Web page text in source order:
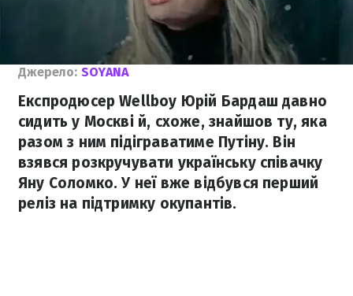
Джерело: SOYANA
Експродюсер Wellboy Юрій Бардаш давно
сидить у Москві й, схоже, знайшов ту, яка
разом з ним підіграватиме Путіну. Він
взявся розкручувати українську співачку
Яну Соломко. У неї вже відбувся перший
реліз на підтримку окупантів.